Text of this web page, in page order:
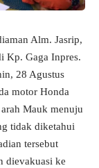
Alm. Jasrip,
Kp. Gaga Inpres.
28 Agustus
motor Honda
Mauk menuju
tidak diketahui
tersebut
dievakuasi ke